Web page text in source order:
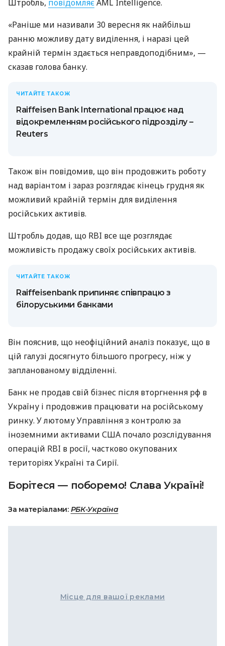
Штробль, повідомляєAML Intelligence.
«Раніше ми називали 30 вересня як найбільш
ранню можливу дату виділення, і наразі цей
крайній термін здається неправдоподібним», —
сказав голова банку.
ЧИТАЙТЕ ТАКОЖ
Raiffeisen Bank International працює над
відокремленням російського підрозділу –
Reuters
Також він повідомив, що він продовжить роботу
над варіантом і зараз розглядає кінець грудня як
можливий крайній термін для виділення
російських активів.
Штробль додав, що RBI все ще розглядає
можливість продажу своїх російських активів.
ЧИТАЙТЕ ТАКОЖ
Raiffeisenbank припиняє співпрацю з
білоруськими банками
Він пояснив, що неофіційний аналіз показує, що в
цій галузі досягнуто більшого прогресу, ніж у
запланованому відділенні.
Банк не продав свій бізнес після вторгнення рф в
Україну і продовжив працювати на російському
ринку. У лютому Управління з контролю за
іноземними активами США почало розслідування
операцій RBI в росії, частково окупованих
територіях Україні та Сирії.
Борітеся — поборемо! Слава Україні!
За матеріалами: РБК-Україна
Місце для вашої реклами